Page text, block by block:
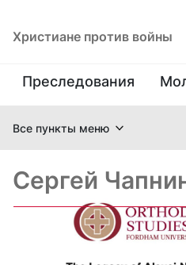
Христиане против войны
Преследования
Все пункты меню
Сергей